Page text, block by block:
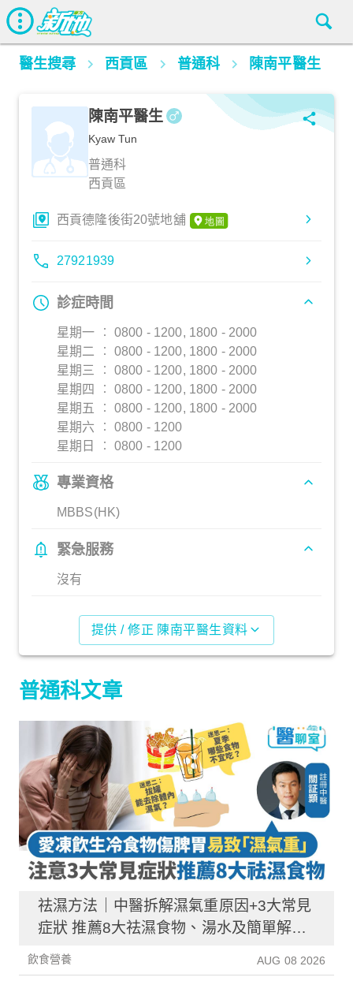
醫生搜尋 西貢區 普通科 陳南平醫生
陳南平醫生
Kyaw Tun
普通科
西貢區
西貢德隆後街20號地舖
27921939
診症時間
星期一 ︰ 0800 - 1200, 1800 - 2000
星期二 ︰ 0800 - 1200, 1800 - 2000
星期三 ︰ 0800 - 1200, 1800 - 2000
星期四 ︰ 0800 - 1200, 1800 - 2000
星期五 ︰ 0800 - 1200, 1800 - 2000
星期六 ︰ 0800 - 1200
星期日 ︰ 0800 - 1200
專業資格
MBBS(HK)
緊急服務
沒有
提供 / 修正 陳南平醫生資料
普通科文章
祛濕方法｜中醫拆解濕氣重原因+3大常見
症狀 推薦8大祛濕食物、湯水及簡單解決
方法！
飲食營養 AUG 08 2026